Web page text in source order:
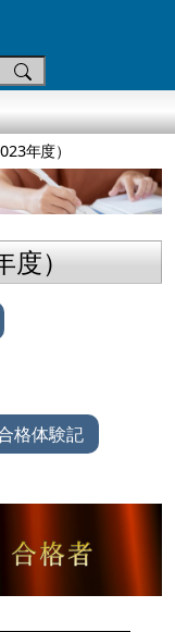
年度）
度）
格体験記